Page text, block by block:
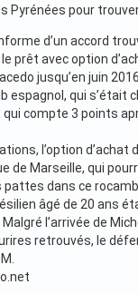
Pyrénées pour
d’un accord
prêt avec option
jusqu’en juin
espagnol, qui s’était
compte 3 points
l’option d’achat
de Marseille, qui
dans ce
âgé de 20 ans
Malgré l’arrivée de
retrouvés, le